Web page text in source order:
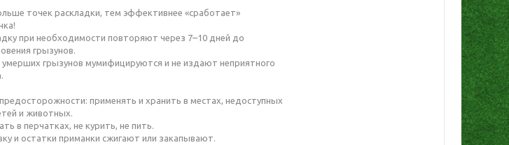
точек раскладки, тем эффективнее «сработает»
при необходимости повторяют через 7–10 дней до
грызунов.
грызунов мумифицируются и не издают неприятного
применять и хранить в местах, недоступных
и животных.
в перчатках, не курить, не пить.
и остатки приманки сжигают или закапывают.